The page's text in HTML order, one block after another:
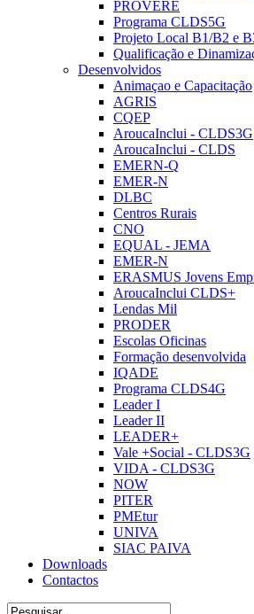
PROVERE
Programa CLDS5G
Projeto Local B1/B2 e
Qualificação e
Desenvolvidos
Animaçao e Capacitação
AGRIS
CQEP
AroucaInclui - CLDS3G
AroucaInclui - CLDS
EMERN-Q
EMER-N
DLBC
Centros Rurais
CNO
EQUAL - JEMA
EMER-N
ERASMUS Jovens
AroucaInclui CLDS+
Lendas Mil
PRODER
Escolas Oficinas
Formação desenvolvida
IQADE
Programa CLDS4G
Leader I
Leader II
LEADER+
Vale +Social - CLDS3G
VIDA - CLDS3G
NOW
PITER
PMEtur
UNIVA
SIAC PAIVA
Downloads
Contactos